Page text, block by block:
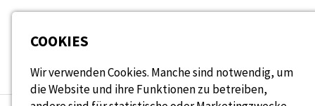
Seitenbereiche:
COOKIES
Wir verwenden Cookies. Manche sind notwendig, um
die Website und ihre Funktionen zu betreiben,